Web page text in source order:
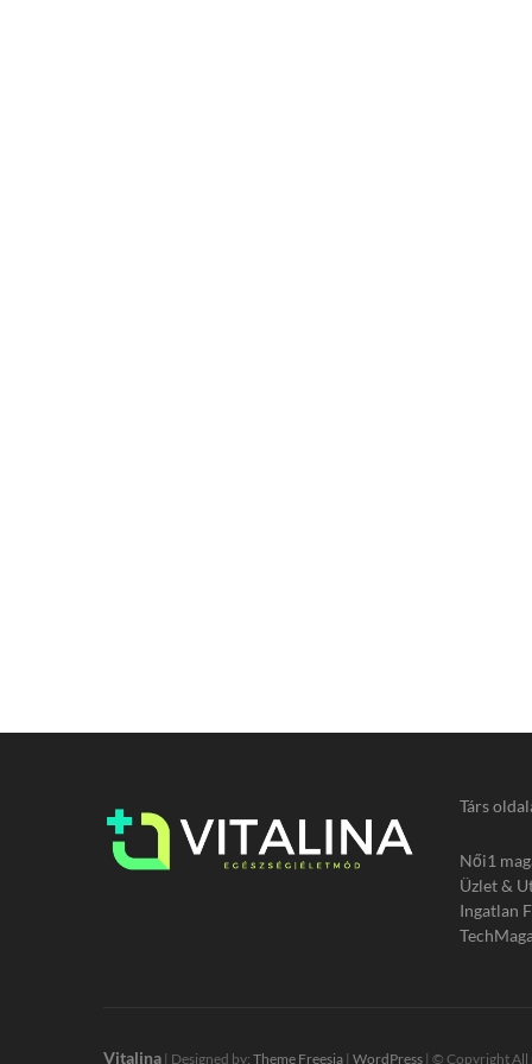
Társ
Női1
Üzlet &
Ingatlan
Vitalina | Designed by: Theme Freesia | WordPress | © Copyright All